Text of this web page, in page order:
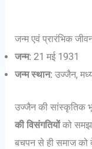
जन्म एवं प्रारंभिक
जन्म: 21 मई 1931
जन्म स्थान: उज्जैन,
उज्जैन की सांस्कृतिक
की विसंगतियोंको
बचपन से ही समाज को